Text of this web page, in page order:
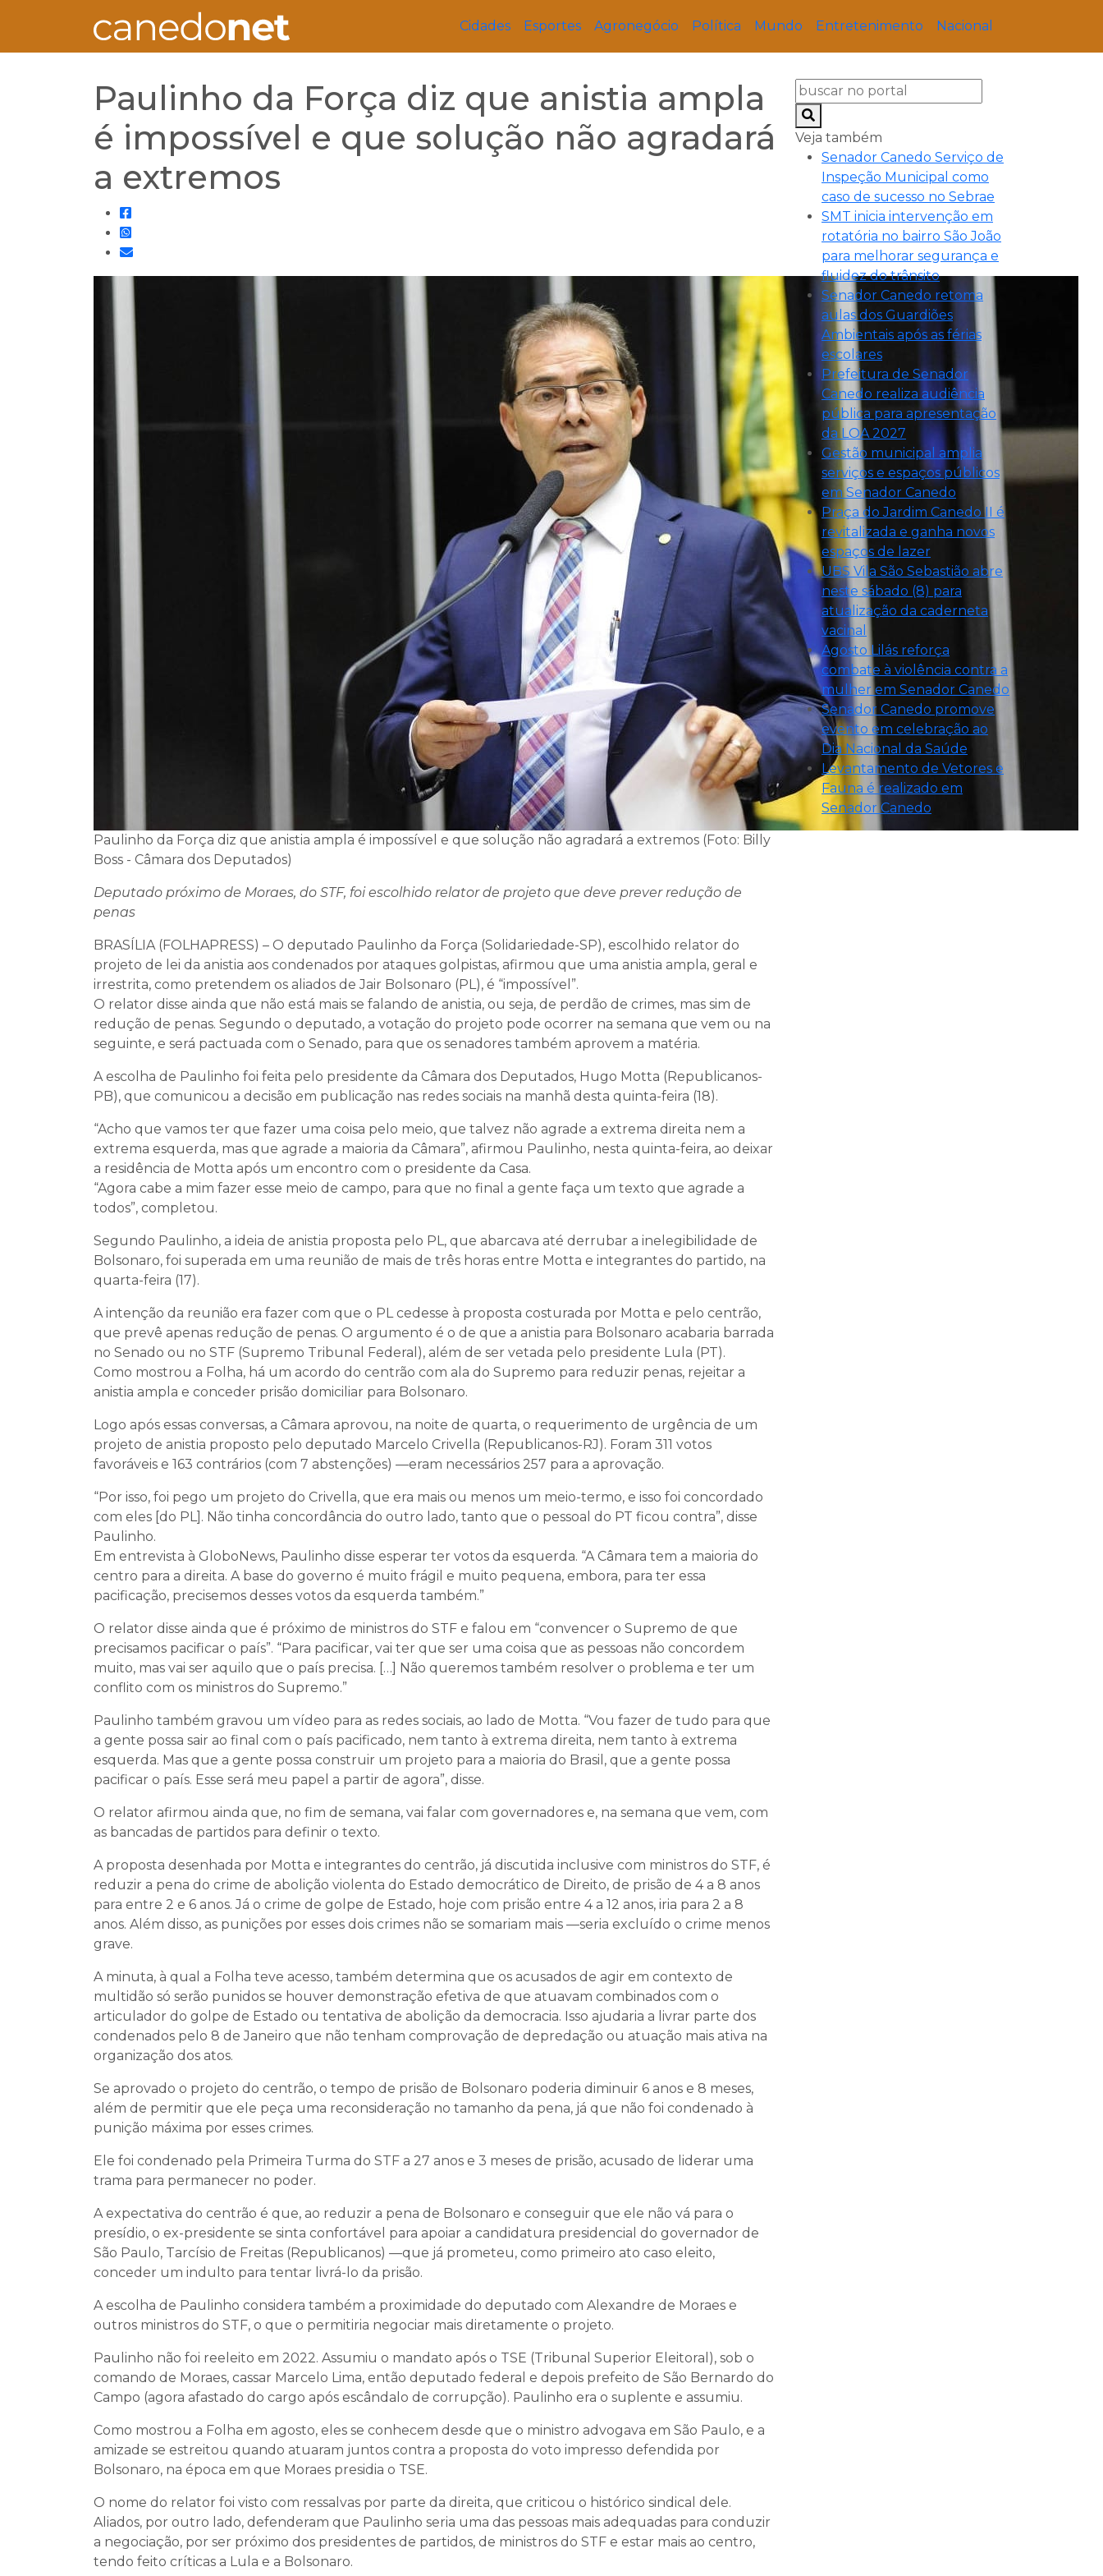
Cidades Esportes Agronegócio Política Mundo Entretenimento Nacional
Paulinho da Força diz que anistia ampla
é impossível e que solução não agradará
a extremos
Paulinho da Força diz que anistia ampla é impossível e que solução não agradará a extremos (Foto: Billy
Boss - Câmara dos Deputados)
Deputado próximo de Moraes, do STF, foi escolhido relator de projeto que deve prever redução de
penas
BRASÍLIA (FOLHAPRESS) – O deputado Paulinho da Força (Solidariedade-SP), escolhido relator do
projeto de lei da anistia aos condenados por ataques golpistas, afirmou que uma anistia ampla, geral e
irrestrita, como pretendem os aliados de Jair Bolsonaro (PL), é “impossível”.
O relator disse ainda que não está mais se falando de anistia, ou seja, de perdão de crimes, mas sim de
redução de penas. Segundo o deputado, a votação do projeto pode ocorrer na semana que vem ou na
seguinte, e será pactuada com o Senado, para que os senadores também aprovem a matéria.
A escolha de Paulinho foi feita pelo presidente da Câmara dos Deputados, Hugo Motta (Republicanos-
PB), que comunicou a decisão em publicação nas redes sociais na manhã desta quinta-feira (18).
“Acho que vamos ter que fazer uma coisa pelo meio, que talvez não agrade a extrema direita nem a
extrema esquerda, mas que agrade a maioria da Câmara”, afirmou Paulinho, nesta quinta-feira, ao deixar
a residência de Motta após um encontro com o presidente da Casa.
“Agora cabe a mim fazer esse meio de campo, para que no final a gente faça um texto que agrade a
todos”, completou.
Segundo Paulinho, a ideia de anistia proposta pelo PL, que abarcava até derrubar a inelegibilidade de
Bolsonaro, foi superada em uma reunião de mais de três horas entre Motta e integrantes do partido, na
quarta-feira (17).
A intenção da reunião era fazer com que o PL cedesse à proposta costurada por Motta e pelo centrão,
que prevê apenas redução de penas. O argumento é o de que a anistia para Bolsonaro acabaria barrada
no Senado ou no STF (Supremo Tribunal Federal), além de ser vetada pelo presidente Lula (PT).
Como mostrou a Folha, há um acordo do centrão com ala do Supremo para reduzir penas, rejeitar a
anistia ampla e conceder prisão domiciliar para Bolsonaro.
Logo após essas conversas, a Câmara aprovou, na noite de quarta, o requerimento de urgência de um
projeto de anistia proposto pelo deputado Marcelo Crivella (Republicanos-RJ). Foram 311 votos
favoráveis e 163 contrários (com 7 abstenções) —eram necessários 257 para a aprovação.
“Por isso, foi pego um projeto do Crivella, que era mais ou menos um meio-termo, e isso foi concordado
com eles [do PL]. Não tinha concordância do outro lado, tanto que o pessoal do PT ficou contra”, disse
Paulinho.
Em entrevista à GloboNews, Paulinho disse esperar ter votos da esquerda. “A Câmara tem a maioria do
centro para a direita. A base do governo é muito frágil e muito pequena, embora, para ter essa
pacificação, precisemos desses votos da esquerda também.”
O relator disse ainda que é próximo de ministros do STF e falou em “convencer o Supremo de que
precisamos pacificar o país”. “Para pacificar, vai ter que ser uma coisa que as pessoas não concordem
muito, mas vai ser aquilo que o país precisa. […] Não queremos também resolver o problema e ter um
conflito com os ministros do Supremo.”
Paulinho também gravou um vídeo para as redes sociais, ao lado de Motta. “Vou fazer de tudo para que
a gente possa sair ao final com o país pacificado, nem tanto à extrema direita, nem tanto à extrema
esquerda. Mas que a gente possa construir um projeto para a maioria do Brasil, que a gente possa
pacificar o país. Esse será meu papel a partir de agora”, disse.
O relator afirmou ainda que, no fim de semana, vai falar com governadores e, na semana que vem, com
as bancadas de partidos para definir o texto.
A proposta desenhada por Motta e integrantes do centrão, já discutida inclusive com ministros do STF, é
reduzir a pena do crime de abolição violenta do Estado democrático de Direito, de prisão de 4 a 8 anos
para entre 2 e 6 anos. Já o crime de golpe de Estado, hoje com prisão entre 4 a 12 anos, iria para 2 a 8
anos. Além disso, as punições por esses dois crimes não se somariam mais —seria excluído o crime menos
grave.
A minuta, à qual a Folha teve acesso, também determina que os acusados de agir em contexto de
multidão só serão punidos se houver demonstração efetiva de que atuavam combinados com o
articulador do golpe de Estado ou tentativa de abolição da democracia. Isso ajudaria a livrar parte dos
condenados pelo 8 de Janeiro que não tenham comprovação de depredação ou atuação mais ativa na
organização dos atos.
Se aprovado o projeto do centrão, o tempo de prisão de Bolsonaro poderia diminuir 6 anos e 8 meses,
além de permitir que ele peça uma reconsideração no tamanho da pena, já que não foi condenado à
punição máxima por esses crimes.
Ele foi condenado pela Primeira Turma do STF a 27 anos e 3 meses de prisão, acusado de liderar uma
trama para permanecer no poder.
A expectativa do centrão é que, ao reduzir a pena de Bolsonaro e conseguir que ele não vá para o
presídio, o ex-presidente se sinta confortável para apoiar a candidatura presidencial do governador de
São Paulo, Tarcísio de Freitas (Republicanos) —que já prometeu, como primeiro ato caso eleito,
conceder um indulto para tentar livrá-lo da prisão.
A escolha de Paulinho considera também a proximidade do deputado com Alexandre de Moraes e
outros ministros do STF, o que o permitiria negociar mais diretamente o projeto.
Paulinho não foi reeleito em 2022. Assumiu o mandato após o TSE (Tribunal Superior Eleitoral), sob o
comando de Moraes, cassar Marcelo Lima, então deputado federal e depois prefeito de São Bernardo do
Campo (agora afastado do cargo após escândalo de corrupção). Paulinho era o suplente e assumiu.
Como mostrou a Folha em agosto, eles se conhecem desde que o ministro advogava em São Paulo, e a
amizade se estreitou quando atuaram juntos contra a proposta do voto impresso defendida por
Bolsonaro, na época em que Moraes presidia o TSE.
O nome do relator foi visto com ressalvas por parte da direita, que criticou o histórico sindical dele.
Aliados, por outro lado, defenderam que Paulinho seria uma das pessoas mais adequadas para conduzir
a negociação, por ser próximo dos presidentes de partidos, de ministros do STF e estar mais ao centro,
tendo feito críticas a Lula e a Bolsonaro.
Veja também
Senador Canedo Serviço de
Inspeção Municipal como
caso de sucesso no Sebrae
SMT inicia intervenção em
rotatória no bairro São João
para melhorar segurança e
fluidez do trânsito
Senador Canedo retoma
aulas dos Guardiões
Ambientais após as férias
escolares
Prefeitura de Senador
Canedo realiza audiência
pública para apresentação
da LOA 2027
Gestão municipal amplia
serviços e espaços públicos
em Senador Canedo
Praça do Jardim Canedo II é
revitalizada e ganha novos
espaços de lazer
UBS Vila São Sebastião abre
neste sábado (8) para
atualização da caderneta
vacinal
Agosto Lilás reforça
combate à violência contra a
mulher em Senador Canedo
Senador Canedo promove
evento em celebração ao
Dia Nacional da Saúde
Levantamento de Vetores e
Fauna é realizado em
Senador Canedo